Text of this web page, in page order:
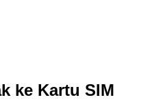
ke Kartu SIM